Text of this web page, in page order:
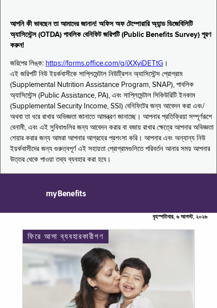
আপনি কী ভাবছেন তা আমাদের জানান! অফিস অফ টেম্পোরারি অ্যান্ড ডিজেবিলিটি
অ্যাসিস্টেন্স (OTDA) পাবলিক বেনিফিট জরিপটি (Public Benefits Survey) পূরণ
করুন!
জরিপের লিঙ্ক: https://forms.office.com/g/iXXyiDETtG ।
এই জরিপটি নিউ ইয়র্কবাসীকে সাপ্লিমেন্টাল নিউট্রিশন অ্যাসিস্টেন্স প্রোগ্রাম
(Supplemental Nutrition Assistance Program, SNAP), পাবলিক
অ্যাসিস্টেন্স (Public Assistance, PA), এবং সাপ্লিমেন্টাল সিকিউরিটি ইনকাম
(Supplemental Security Income, SSI) বেনিফিটের জন্য আবেদন করা এবং/
অথবা তা ধরে রাখার অভিজ্ঞতা জানাতে আমন্ত্রণ জানাচ্ছে। আপনার প্রতিক্রিয়া সম্পূর্ণরূপে
বেনামী, এবং এই সুবিধাগুলির জন্য আবেদন করার বা বজায় রাখার ক্ষেত্রে আপনার অভিজ্ঞতা
শেয়ার করার জন্য আমরা আপনার আগ্রহের প্রশংসা করি। আপনার এবং অন্যান্য নিউ
ইয়র্কবাসীদের জন্য গুরুত্বপূর্ণ এই সহায়তা প্রোগ্রামগুলিতে পরিবর্তন আনার সময় আপনার
উত্তর থেকে পাওয়া তথ্য ব্যবহার করা হবে।
myBenefits
বৃহস্পতিবার, ৬ আগস্ট, ২০২৬
ফিরে আসা ব্যবহারকারীগণ